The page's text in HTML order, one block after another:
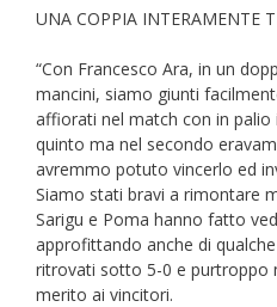
UNA COPPIA INTERAMENTE
“Con Francesco Ara, in un
mancini, siamo giunti
affiorati nel match con in
quinto ma nel secondo
avremmo potuto vincerlo ed
Siamo stati bravi a rimontare
Sarigu e Poma hanno fatto
approfittando anche di
ritrovati sotto 5-0 e purtroppo
merito ai vincitori.